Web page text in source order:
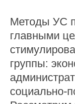
Методы УС
главными
группы:
социально-